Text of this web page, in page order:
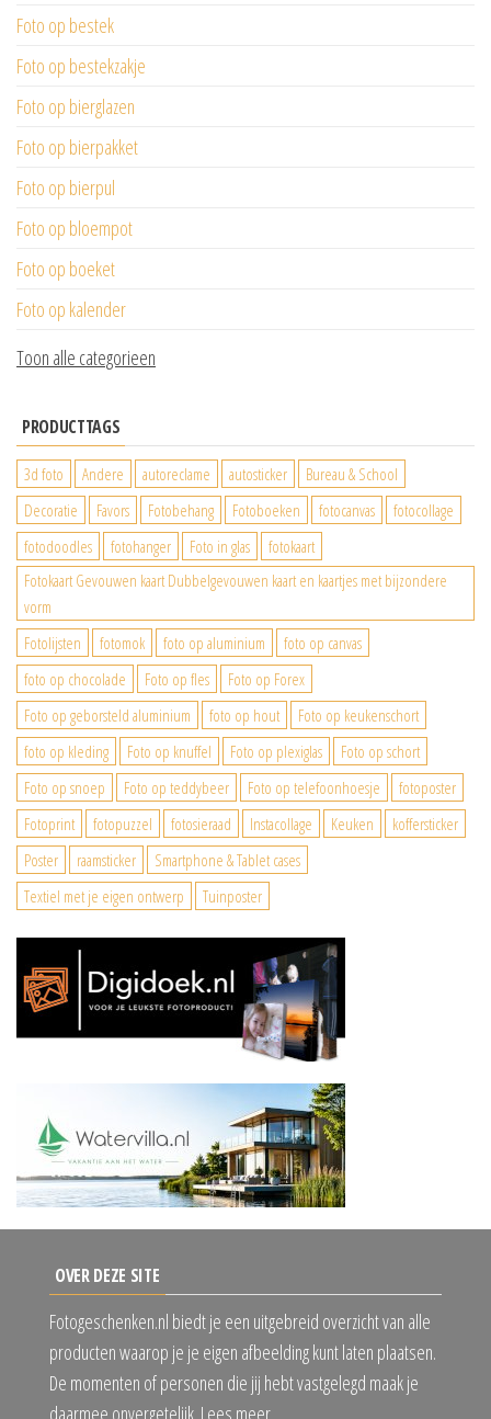
Foto op bestek
Foto op bestekzakje
Foto op bierglazen
Foto op bierpakket
Foto op bierpul
Foto op bloempot
Foto op boeket
Foto op kalender
Toon alle categorieen
PRODUCTTAGS
3d foto Andere autoreclame autosticker
Bureau & School
Decoratie
Favors Fotobehang Fotoboeken fotocanvas
fotocollage
fotodoodles
fotohanger Foto in glas
fotokaart
Fotokaart Gevouwen kaart Dubbelgevouwen kaart en kaartjes met bijzondere
vorm
Fotolijsten
fotomok foto op aluminium
foto op canvas
foto op chocolade
Foto op fles
Foto op Forex
Foto op geborsteld aluminium
foto op hout
Foto op keukenschort
foto op kleding
Foto op knuffel Foto op plexiglas
Foto op schort
Foto op snoep
Foto op teddybeer Foto op telefoonhoesje
fotoposter
Fotoprint
fotopuzzel fotosieraad Instacollage Keuken
koffersticker
Poster
raamsticker
Smartphone & Tablet cases
Textiel met je eigen ontwerp
Tuinposter
OVER DEZE SITE
Fotogeschenken.nl biedt je een uitgebreid overzicht van alle
producten waarop je je eigen afbeelding kunt laten plaatsen.
De momenten of personen die jij hebt vastgelegd maak je
daarmee onvergetelijk. Lees meer…